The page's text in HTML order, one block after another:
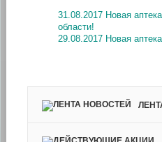
31.08.2017 Новая
области!
29.08.2017 Новая